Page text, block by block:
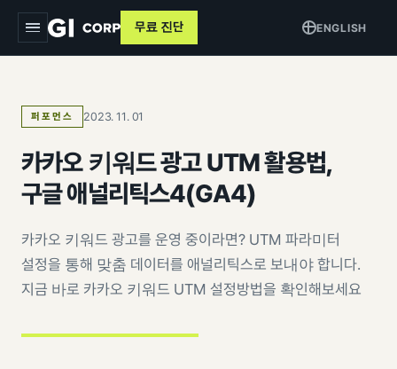
서비스
트래킹 & 애널리틱스
데이터 파이프라인
퍼포먼스 광고
목적별
고객 DB 수집
사례
ENGLISH
무료 진단
퍼포먼스 2023. 11. 01
카카오 키워드 광고 UTM 활용법,
구글 애널리틱스4(GA4)
카카오 키워드 광고를 운영 중이라면? UTM 파라미터
설정을 통해 맞춤 데이터를 애널리틱스로 보내야 합니다.
지금 바로 카카오 키워드 UTM 설정방법을 확인해보세요